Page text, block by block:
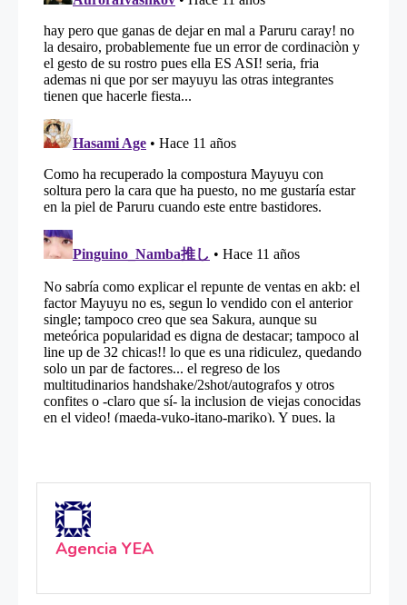
Agencia YEA